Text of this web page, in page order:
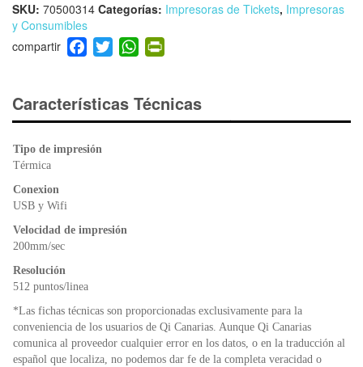
SKU: 70500314 Categorías: Impresoras de Tickets, Impresoras
y Consumibles
F
a
e
b
o
o
T
wi
er
W
h
s
A
ri
e
Características Técnicas
Tipo de impresión
Térmica
Conexion
USB y Wifi
Velocidad de impresión
200mm/sec
Resolución
512 puntos/linea
*Las fichas técnicas son proporcionadas exclusivamente para la
conveniencia de los usuarios de Qi Canarias. Aunque Qi Canarias
comunica al proveedor cualquier error en los datos, o en la traducción al
español que localiza, no podemos dar fe de la completa veracidad o